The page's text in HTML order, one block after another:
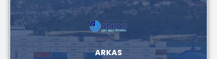
ARKAS